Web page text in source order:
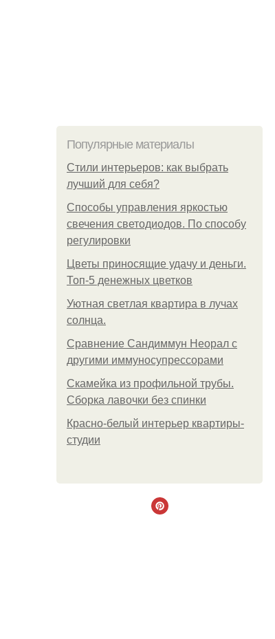
Популярные материалы
Стили интерьеров: как выбрать
лучший для себя?
Способы управления яркостью
свечения светодиодов. По способу
регулировки
Цветы приносящие удачу и деньги.
Топ-5 денежных цветков
Уютная светлая квартира в лучах
солнца.
Сравнение Сандиммун Неорал с
другими иммуносупрессорами
Скамейка из профильной трубы.
Сборка лавочки без спинки
Красно-белый интерьер квартиры-
студии